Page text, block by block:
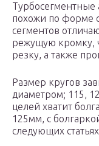
Турбосегментные
похожи по форме
сегментов
режущую кромку,
резку, а также
Размер кругов
диаметром; 115,
целей хватит
125мм, с
следующих